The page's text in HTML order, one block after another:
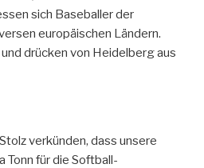
sich Baseballer der
europäischen Ländern.
drücken von Heidelberg aus
verkünden, dass unsere
Tonn für die Softball-